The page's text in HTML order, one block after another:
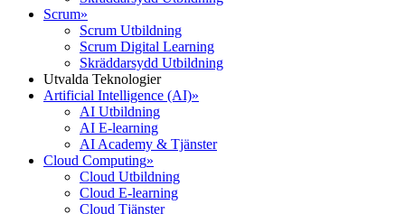
Scrum»
Scrum Utbildning
Scrum Digital Learning
Skräddarsydd Utbildning
Utvalda Teknologier
Artificial Intelligence (AI)»
AI Utbildning
AI E-learning
AI Academy & Tjänster
Cloud Computing»
Cloud Utbildning
Cloud E-learning
Cloud Tjänster